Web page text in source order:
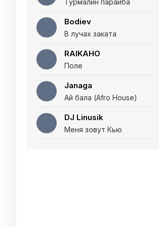
Турмалин параиба
Bodiev
В лучах заката
RAIKAHO
Поле
Janaga
Ай бала (Afro House)
DJ Linusik
Меня зовут Кью